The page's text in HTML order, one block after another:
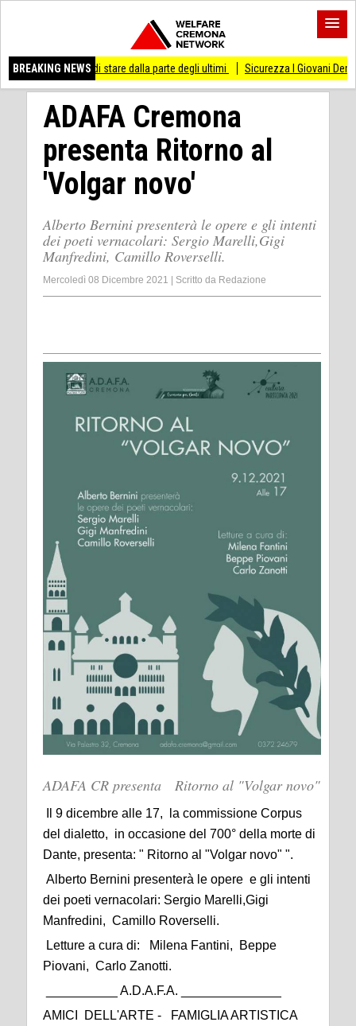
BREAKING NEWS
di stare dalla parte degli ultimi Sicurezza I Giovani Democratici
ADAFA Cremona
presenta Ritorno al
'Volgar novo'
Alberto Bernini presenterà le opere e gli intenti
dei poeti vernacolari: Sergio Marelli,Gigi
Manfredini, Camillo Roverselli.
Mercoledì 08 Dicembre 2021 Scritto da Redazione
ADAFA CR presenta Ritorno al "Volgar novo"
Il 9 dicembre alle 17, la commissione Corpus
del dialetto, in occasione del 700° della morte di
Dante, presenta: " Ritorno al "Volgar novo" ".
Alberto Bernini presenterà le opere e gli intenti
dei poeti vernacolari: Sergio Marelli,Gigi
Manfredini, Camillo Roverselli.
Letture a cura di: Milena Fantini, Beppe
Piovani, Carlo Zanotti.
__________ A.D.A.F.A. ______________
AMICI DELL'ARTE - FAMIGLIA ARTISTICA